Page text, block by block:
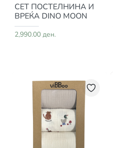
СЕТ ПОСТЕЛНИНА И
ВРЕЌА DINO MOON
2,990.00 ден.